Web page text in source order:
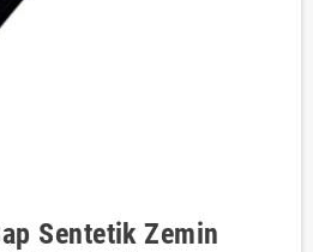
Sentetik Zemin